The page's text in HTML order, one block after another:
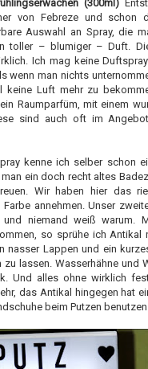
(300ml)
von Febreze und schon
Auswahl an Spray, die
toller – blumiger – Duft.
Ich mag keine
wenn man nichts
keine Luft mehr zu
Raumparfüm, mit einem
sind auch oft im
kenne ich selber schon
ein doch recht altes
Wir haben hier das
annehmen. Unser
niemand weiß warum.
so sprühe ich Antikal
nasser Lappen und ein
lassen. Wasserhähne und
Und alles ohne wirklich
das Antikal hingegen hat
beim Putzen